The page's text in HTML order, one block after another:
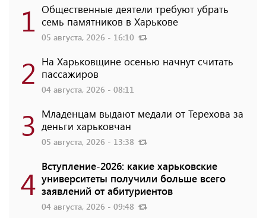
1 Общественные деятели требуют убрать
семь памятников в Харькове
05 августа, 2026 - 16:10
2 На Харьковщине осенью начнут считать
пассажиров
04 августа, 2026 - 08:11
3 Младенцам выдают медали от Терехова за
деньги харьковчан
05 августа, 2026 - 13:38
4 Вступление-2026: какие харьковские
университеты получили больше всего
заявлений от абитуриентов
04 августа, 2026 - 09:48